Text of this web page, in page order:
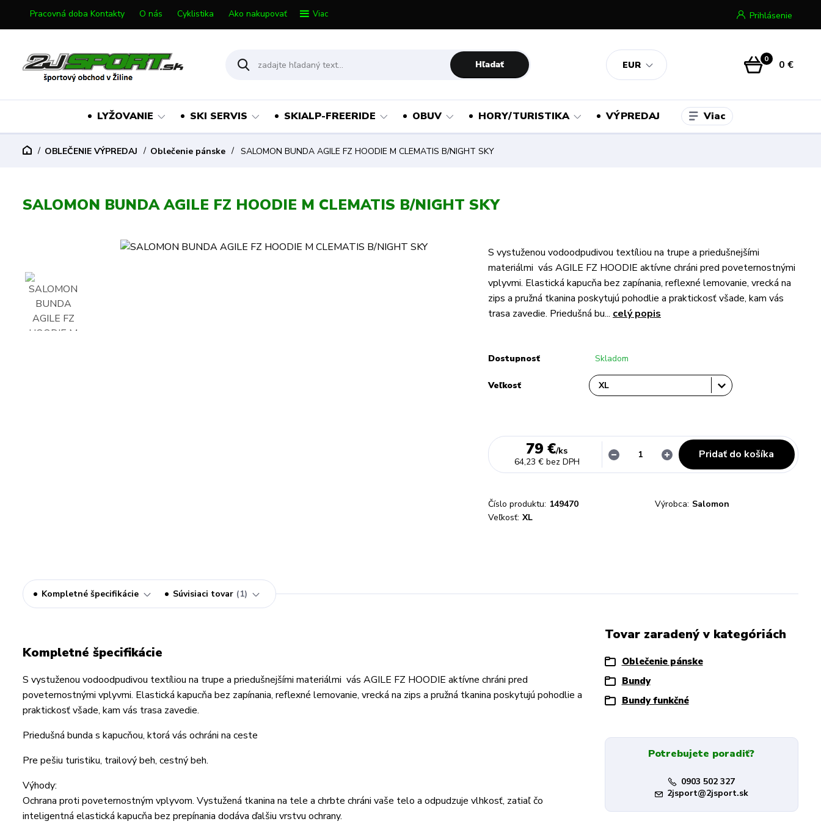
Pracovná doba Kontakty O nás Cyklistika Ako nakupovať Viac
EUR
Prihlásenie
Hľadať 0 0 €
LYŽOVANIE SKI SERVIS SKIALP-FREERIDE OBUV HORY/TURISTIKA VÝPREDAJ Viac
OBLEČENIE VÝPREDAJ Oblečenie pánske SALOMON BUNDA AGILE FZ HOODIE M CLEMATIS B/NIGHT SKY
SALOMON BUNDA AGILE FZ HOODIE M CLEMATIS B/NIGHT SKY
S vystuženou vodoodpudivou textíliou na trupe a priedušnejšími
materiálmi vás AGILE FZ HOODIE aktívne chráni pred poveternostnými
vplyvmi. Elastická kapucňa bez zapínania, reflexné lemovanie, vrecká na
zips a pružná tkanina poskytujú pohodlie a praktickosť všade, kam vás
trasa zavedie. Priedušná bu... celý popis
Dostupnosť Skladom
Veľkosť
79 €/ks
64,23 € bez DPH
Pridať do košíka
Číslo produktu: 149470 Výrobca: Salomon
Veľkosť: XL
Kompletné špecifikácie Súvisiaci tovar 1
Kompletné špecifikácie
S vystuženou vodoodpudivou textíliou na trupe a priedušnejšími materiálmi vás AGILE FZ HOODIE aktívne chráni pred
poveternostnými vplyvmi. Elastická kapucňa bez zapínania, reflexné lemovanie, vrecká na zips a pružná tkanina poskytujú pohodlie a
praktickosť všade, kam vás trasa zavedie.
Priedušná bunda s kapucňou, ktorá vás ochráni na ceste
Pre pešiu turistiku, trailový beh, cestný beh.
Výhody:
Ochrana proti poveternostným vplyvom. Vystužená tkanina na tele a chrbte chráni vaše telo a odpudzuje vlhkosť, zatiaľ čo
inteligentná elastická kapucňa bez prepínania dodáva ďalšiu vrstvu ochrany.
Tovar zaradený v kategóriách
Oblečenie pánske
Bundy
Bundy funkčné
Potrebujete poradiť?
0903 502 327
2jsport@2jsport.sk